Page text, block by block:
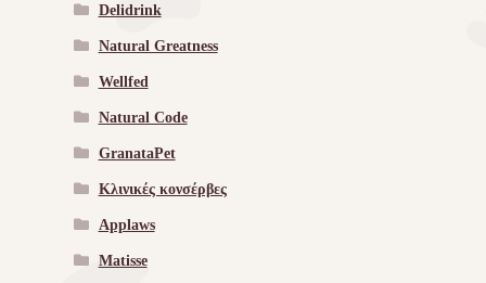
Delidrink
Natural Greatness
Wellfed
Natural Code
GranataPet
Κλινικές κονσέρβες
Applaws
Matisse